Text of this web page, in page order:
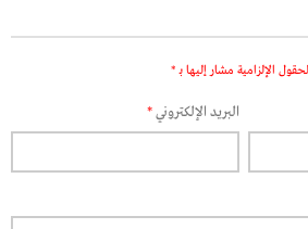
الإلزامية مشار إليها بـ *
البريد الإلكتروني*